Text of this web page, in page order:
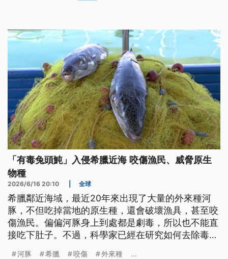
「有毒兔頭魨」入侵希臘近海 咬傷漁民、威脅原生
物種
2026/6/16 20:10 全球
希臘鄰近海域，最近20年來出現了大量的外來種河
豚，不但吃掉當地的原生種，還會破壞漁具，甚至咬
傷漁民。偏偏河豚身上到處都是劇毒，所以也不能直
接吃下肚子。不過，科學家已經在研究如何去除毒
河豚 希臘 咬傷 外來種 ...